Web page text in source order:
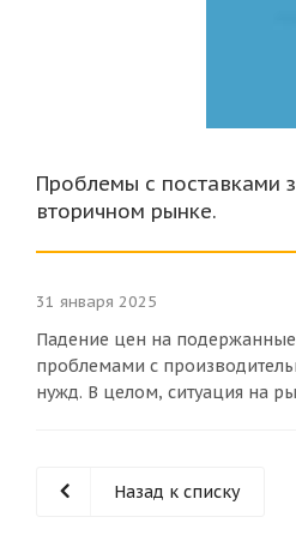
Проблемы с поставками
вторичном рынке.
31 января 2025
Падение цен на
проблемами с
нужд. В целом, ситуация на
Назад к списку